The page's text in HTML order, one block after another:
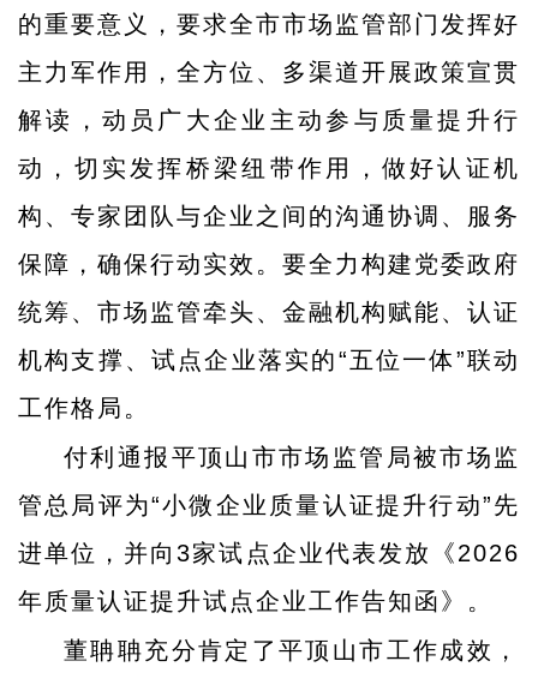
的重要意义，要求全市市场监管部门发挥好
主力军作用，全方位、多渠道开展政策宣贯
解读，动员广大企业主动参与质量提升行
动，切实发挥桥梁纽带作用，做好认证机
构、专家团队与企业之间的沟通协调、服务
保障，确保行动实效。要全力构建党委政府
统筹、市场监管牵头、金融机构赋能、认证
机构支撑、试点企业落实的“五位一体”联动
工作格局。
付利通报平顶山市市场监管局被市场监
管总局评为“小微企业质量认证提升行动”先
进单位，并向3家试点企业代表发放《2026
年质量认证提升试点企业工作告知函》。
董聃聃充分肯定了平顶山市工作成效，